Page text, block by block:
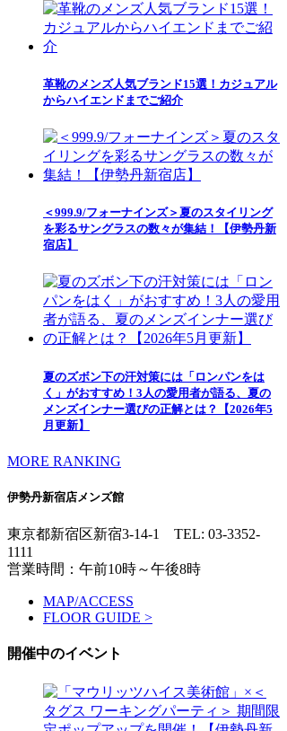
革靴のメンズ人気ブランド15選！カジュアル
からハイエンドまでご紹介
＜999.9/フォーナインズ＞夏のスタイリング
を彩るサングラスの数々が集結！【伊勢丹新
宿店】
夏のズボン下の汗対策には「ロンパンをは
く」がおすすめ！3人の愛用者が語る、夏の
メンズインナー選びの正解とは？【2026年5
月更新】
MORE RANKING
伊勢丹新宿店メンズ館
東京都新宿区新宿3-14-1 TEL: 03-3352-
1111
営業時間：午前10時～午後8時
MAP/ACCESS
FLOOR GUIDE >
開催中のイベント